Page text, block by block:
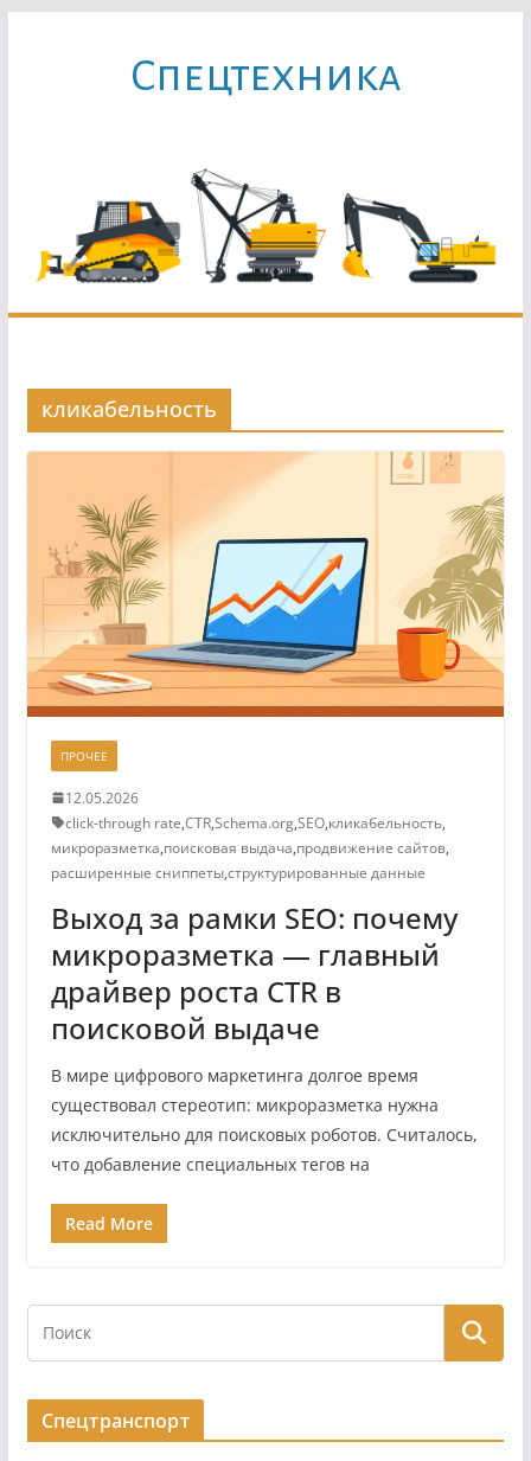
содержимомуCпецтехника
кликабельность
ПРОЧЕЕ
12.05.2026
click-through rate,CTR,Schema.org,SEO,кликабельность,
микроразметка,поисковая выдача,продвижение сайтов,
расширенные сниппеты,структурированные данные
Выход за рамки SEO: почему
микроразметка — главный
драйвер роста CTR в
поисковой выдаче
В мире цифрового маркетинга долгое время
существовал стереотип: микроразметка нужна
исключительно для поисковых роботов. Считалось,
что добавление специальных тегов на
Read More
Спецтранспорт